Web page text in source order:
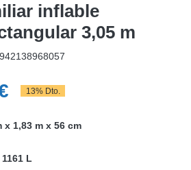
inflable
3,05 m
El
actual
es:
13% Dto.
x 1,83 m x 56 cm
L